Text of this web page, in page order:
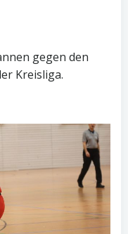
gegen den
Kreisliga.